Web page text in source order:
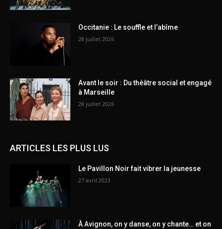
Occitanie : Le souffle et l’abîme
28 juillet 2026
Avant le soir : Du théâtre social et engagé
à Marseille
28 juillet 2026
ARTICLES LES PLUS LUS
Le Pavillon Noir fait vibrer la jeunesse
27 avril 2023
À Avignon, on y danse, on y chante… et on